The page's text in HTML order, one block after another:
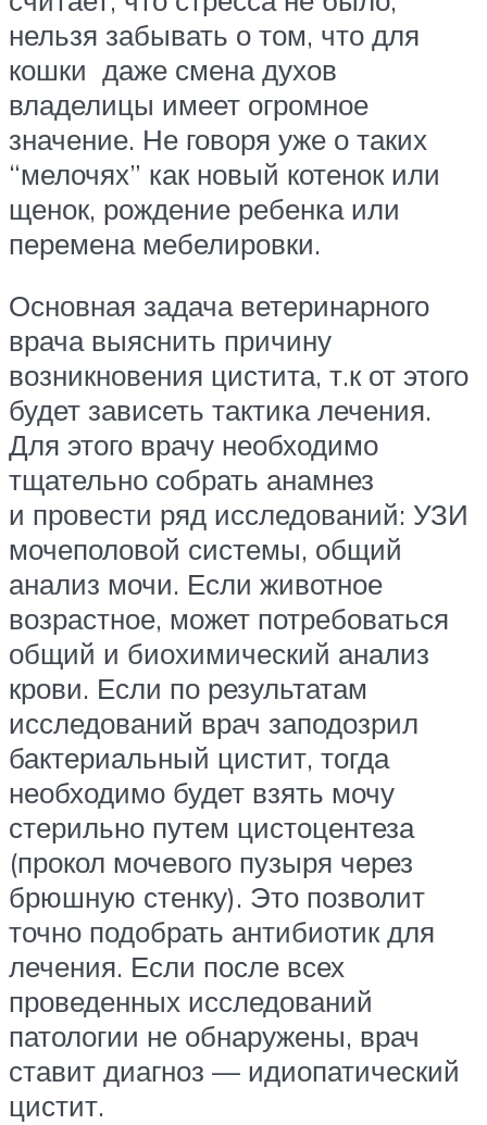
нельзя забывать о том, что для
кошки даже смена духов
владелицы имеет огромное
значение. Не говоря уже о таких
“мелочях” как новый котенок или
щенок, рождение ребенка или
перемена мебелировки.
Основная задача ветеринарного
врача выяснить причину
возникновения цистита, т.к от этого
будет зависеть тактика лечения.
Для этого врачу необходимо
тщательно собрать анамнез
и провести ряд исследований: УЗИ
мочеполовой системы, общий
анализ мочи. Если животное
возрастное, может потребоваться
общий и биохимический анализ
крови. Если по результатам
исследований врач заподозрил
бактериальный цистит, тогда
необходимо будет взять мочу
стерильно путем цистоцентеза
(прокол мочевого пузыря через
брюшную стенку). Это позволит
точно подобрать антибиотик для
лечения. Если после всех
проведенных исследований
патологии не обнаружены, врач
ставит диагноз — идиопатический
цистит.